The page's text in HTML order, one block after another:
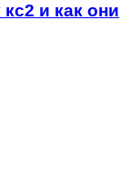
и как они